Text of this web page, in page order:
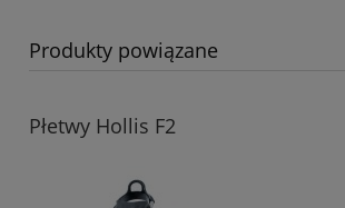
Produkty powiązane
Płetwy Hollis F2